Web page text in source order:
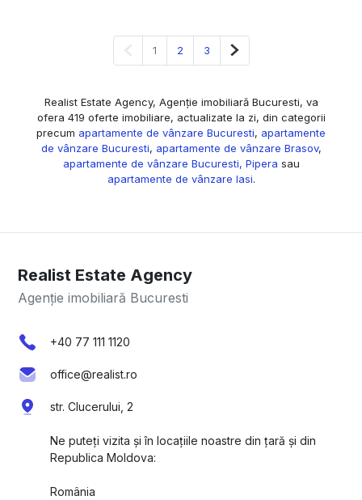
Pagina anterioară
1 2 3 Pagina următoare
Realist Estate Agency, Agenție imobiliară Bucuresti, va
ofera 419 oferte imobiliare, actualizate la zi, din categorii
precum apartamente de vânzare Bucuresti, apartamente
de vânzare Bucuresti, apartamente de vânzare Brasov,
apartamente de vânzare Bucuresti, Pipera sau
apartamente de vânzare Iasi.
Realist Estate Agency
Agenție imobiliară Bucuresti
+40 77 111 1120
office@realist.ro
str. Clucerului, 2
Ne puteți vizita și în locațiile noastre din țară și din
Republica Moldova:
România